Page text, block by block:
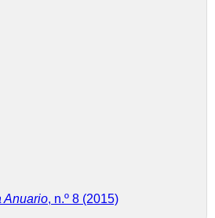
Anuario, n.º 8 (2015)